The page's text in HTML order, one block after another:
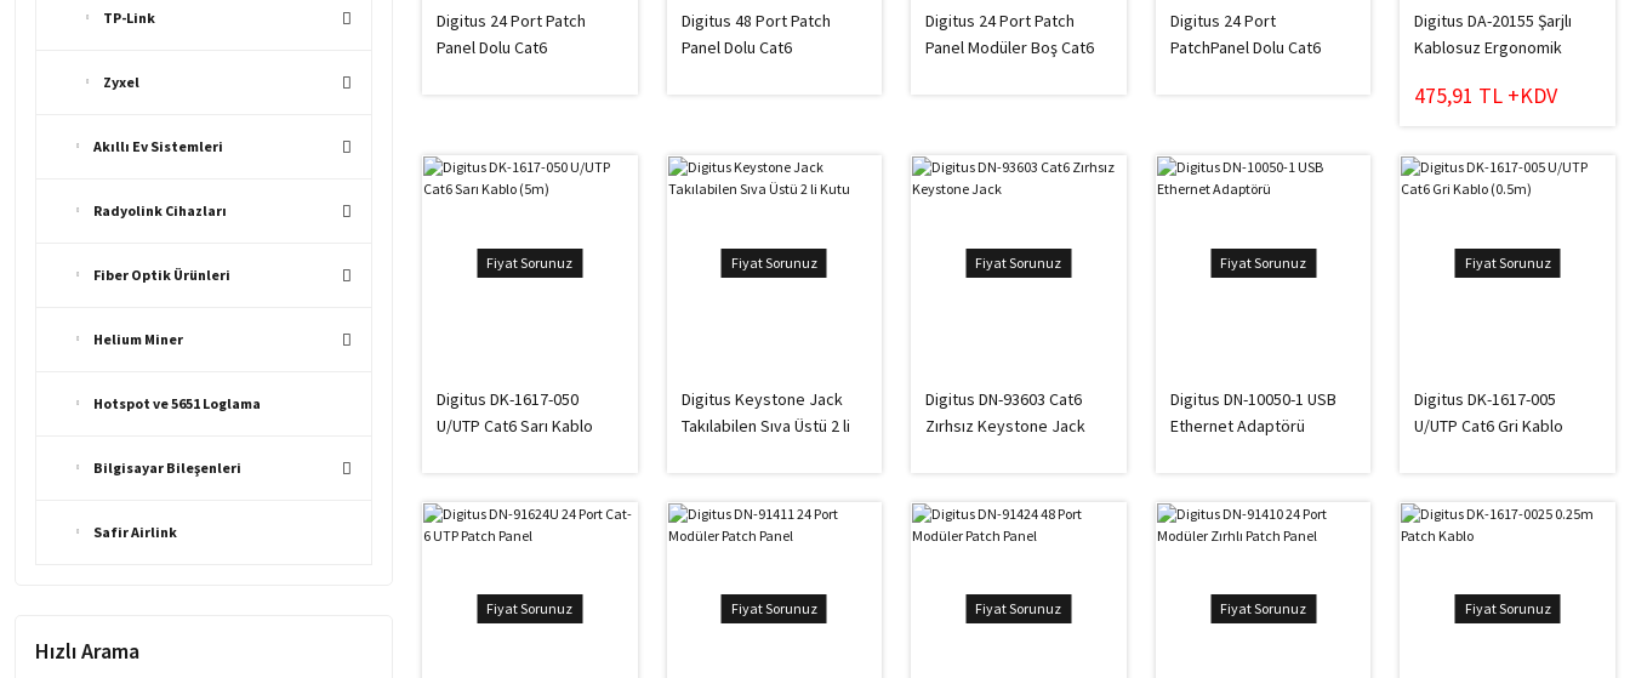
TP-Link
Zyxel
Akıllı Ev Sistemleri
Radyolink Cihazları
Fiber Optik Ürünleri
Helium Miner
Hotspot ve 5651 Loglama
Bilgisayar Bileşenleri
Safir Airlink
Hızlı Arama
Digitus 24 Port Patch
Panel Dolu Cat6
Digitus 48 Port Patch
Panel Dolu Cat6
Digitus 24 Port Patch
Panel Modüler Boş Cat6
Digitus 24 Port
PatchPanel Dolu Cat6
Digitus DA-20155 Şarjlı
Kablosuz Ergonomik
475,91 TL +KDV
Fiyat Sorunuz
Digitus DK-1617-050
U/UTP Cat6 Sarı Kablo
Fiyat Sorunuz
Digitus Keystone Jack
Takılabilen Sıva Üstü 2 li
Fiyat Sorunuz
Digitus DN-93603 Cat6
Zırhsız Keystone Jack
Fiyat Sorunuz
Digitus DN-10050-1 USB
Ethernet Adaptörü
Fiyat Sorunuz
Digitus DK-1617-005
U/UTP Cat6 Gri Kablo
Fiyat Sorunuz Fiyat Sorunuz Fiyat Sorunuz Fiyat Sorunuz Fiyat Sorunuz